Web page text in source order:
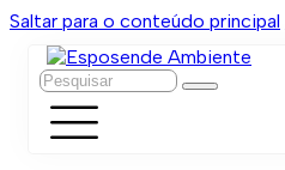
Saltar para o conteúdo principal
Pesquisar